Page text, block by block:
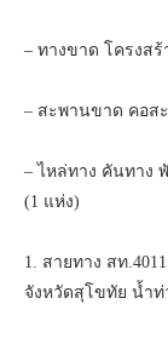
– ทางขาด โครงสร้
– สะพานขาด คอส
– ไหล่ทาง คันทาง
(1 แห่ง)
1. สายทาง สท
จังหวัดสุโขทัย น้ำท่